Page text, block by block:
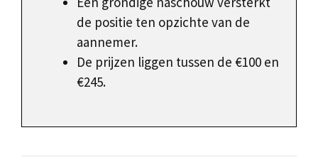
de positie ten opzichte van de
aannemer.
De prijzen liggen tussen de €100 en
€245.